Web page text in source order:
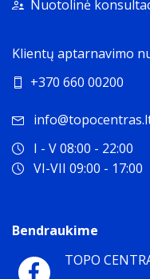
Nuotolinė
Klientų aptarnavimo
+370 660 00200
I - V 08:00 - 22:00
VI-VII 09:00 - 17:00
Bendraukime
TOPO